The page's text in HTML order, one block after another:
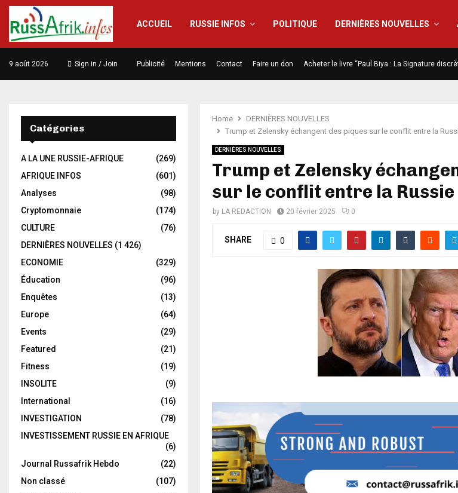
ACCUEIL RUSSIE INFOS POLITIQUE DERNIÈRES NOUVELLES
9 août 2026 Sign in / Join Publicité Mentions Contact Faire un don Acheter le livre “Paul Biya : La Signature
Home
DERNIÈRES NOUVELLES
Trump et Zelensky échangent des piques sur le conflit entre la
DERNIÈRES NOUVELLES
Trump et Zelensky
sur le conflit entre la Russie
by LA REDACTION 20 février 2025 0
SHARE 0
Catégories
A LA UNE RUSSIE-AFRIQUE
(269)
AFRIQUE INFOS
(601)
Analyses
(98)
Cryptomonnaie
(174)
CULTURE
(76)
DERNIÈRES NOUVELLES (1 426)
ECONOMIE
(329)
Éducation
(96)
Enquêtes
(13)
Europe
(64)
Events
(29)
Featured
(21)
Fitness
(19)
INSOLITE
(9)
International
(16)
INVESTIGATION
(78)
INVESTISSEMENT RUSSIE EN AFRIQUE
(6)
Journal Russafrik Hebdo
(22)
Non classé
(107)